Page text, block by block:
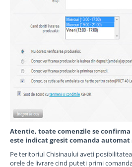
Atentie, toate comenzile se
este indicat gresit comanda automat
Pe teritoriul Chisinaului aveti
orele de livrare cind puteti primi